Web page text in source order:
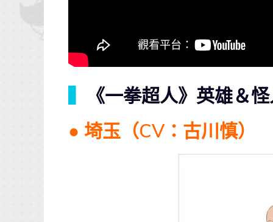
《一拳超人》英雄＆
● 埼玉（CV：古川慎）